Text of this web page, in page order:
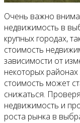
Очень важно
недвижимость в
крупных городах,
стоимость
зависимости от
некоторых
стоимость может
снижаться.
недвижимость и
роста рынка в